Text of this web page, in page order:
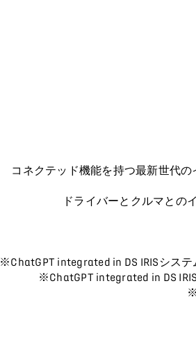
コネクテッド機能を持つ最新世代の
ドライバーとクルマとの
※ChatGPT integrated in DS IRISシス
※ChatGPT integrated in DS